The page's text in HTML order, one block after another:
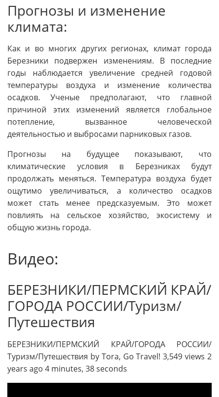
Прогнозы и изменение
климата:
Как и во многих других регионах, климат города
Березники подвержен изменениям. В последние
годы наблюдается увеличение средней годовой
температуры воздуха и изменение количества
осадков. Ученые предполагают, что главной
причиной этих изменений является глобальное
потепление, вызванное человеческой
деятельностью и выбросами парниковых газов.
Прогнозы на будущее показывают, что
климатические условия в Березниках будут
продолжать меняться. Температура воздуха будет
ощутимо увеличиваться, а количество осадков
может стать менее предсказуемым. Это может
повлиять на сельское хозяйство, экосистему и
общую жизнь города.
Видео:
БЕРЕЗНИКИ/ПЕРМСКИЙ КРАЙ/
ГОРОДА РОССИИ/Туризм/
Путешествия
БЕРЕЗНИКИ/ПЕРМСКИЙ КРАЙ/ГОРОДА РОССИИ/
Туризм/Путешествия by Tora, Go Travel! 3,549 views 2
years ago 4 minutes, 38 seconds